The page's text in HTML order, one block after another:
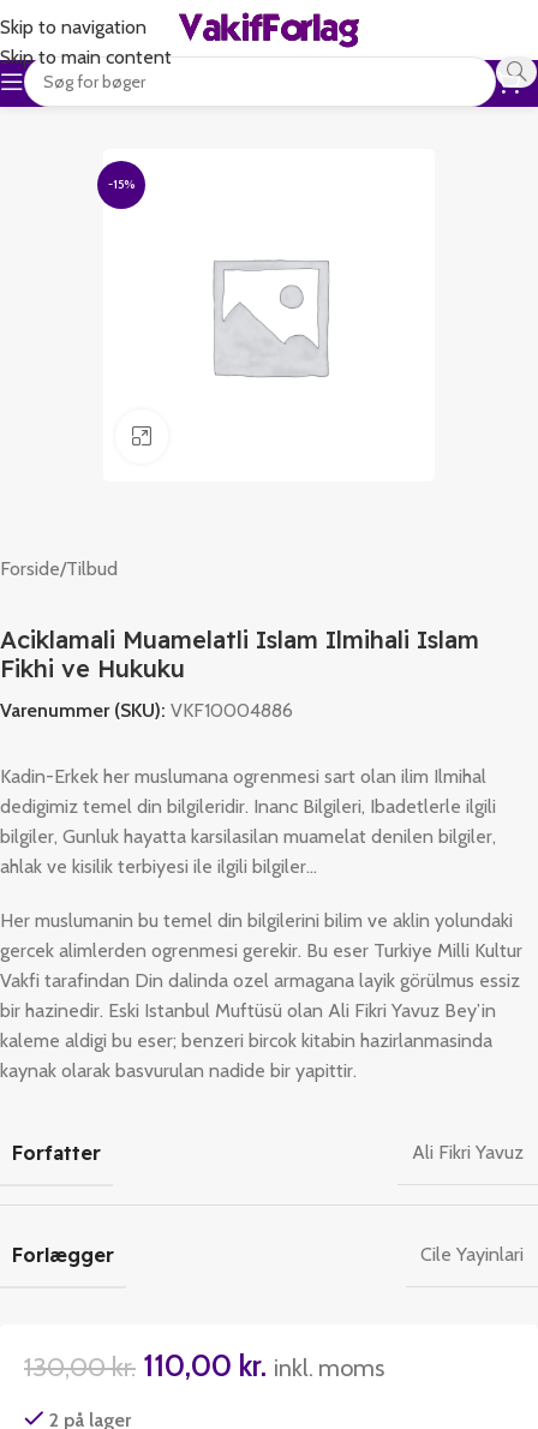
Skip to navigation
Skip to main content
-15%
Forside/Tilbud
Aciklamali Muamelatli Islam Ilmihali Islam
Fikhi ve Hukuku
Varenummer (SKU): VKF10004886
Kadin-Erkek her muslumana ogrenmesi sart olan ilim Ilmihal
dedigimiz temel din bilgileridir. Inanc Bilgileri, Ibadetlerle ilgili
bilgiler, Gunluk hayatta karsilasilan muamelat denilen bilgiler,
ahlak ve kisilik terbiyesi ile ilgili bilgiler…
Her muslumanin bu temel din bilgilerini bilim ve aklin yolundaki
gercek alimlerden ogrenmesi gerekir. Bu eser Turkiye Milli Kultur
Vakfi tarafindan Din dalinda ozel armagana layik görülmus essiz
bir hazinedir. Eski Istanbul Muftüsü olan Ali Fikri Yavuz Bey’in
kaleme aldigi bu eser; benzeri bircok kitabin hazirlanmasinda
kaynak olarak basvurulan nadide bir yapittir.
Forfatter Ali Fikri Yavuz
Forlægger Cile Yayinlari
130,00kr. 110,00 kr. inkl. moms
2 på lager